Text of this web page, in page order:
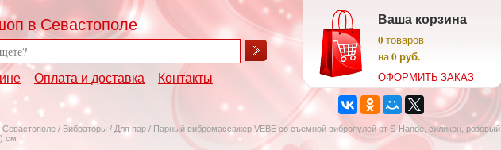
в Севастополе
Оплата и доставка Контакты
Ваша корзина
0товаров
на0 руб.
ОФОРМИТЬ ЗАКАЗ
/ Вибраторы / Для пар / Парный вибромассажер VEBE со съемной вибропулей от S-Hande, силикон, розовый,
см